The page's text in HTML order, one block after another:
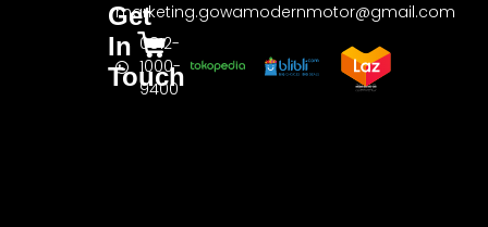
Get
In
Touch
marketing.gowamodernmotor@gmail.com
0812-
1000-
9400